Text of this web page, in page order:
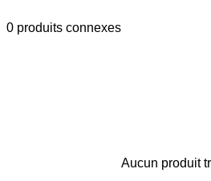
0 produits connexes
Aucun produit
Merci pour